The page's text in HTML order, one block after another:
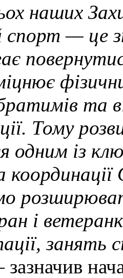
наших
— це
та
Тому
одним із
і
занять